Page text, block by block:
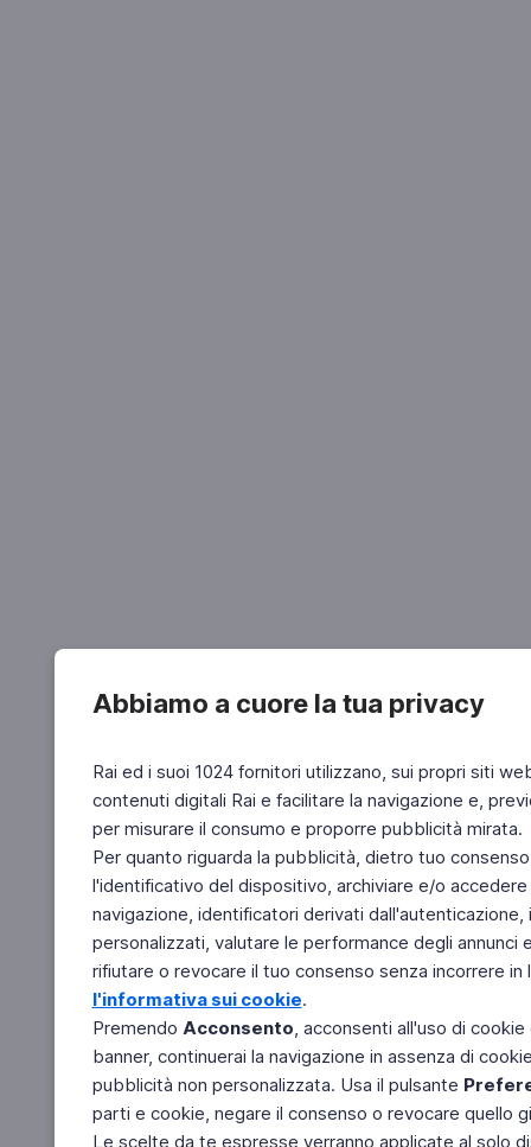
Abbiamo a cuore la tua privacy
Rai ed i suoi 1024 fornitori utilizzano, sui propri siti
contenuti digitali Rai e facilitare la navigazione e,
per misurare il consumo e proporre pubblicità mirata.
Per quanto riguarda la pubblicità, dietro tuo
l'identificativo del dispositivo, archiviare e/o
navigazione, identificatori derivati
personalizzati, valutare le performance degli
rifiutare o revocare il tuo consenso senza incorrere
l'informativa sui cookie.
Premendo Acconsento, acconsenti all'uso di
banner, continuerai la navigazione in assenza di
pubblicità non personalizzata. Usa il pulsante
parti e cookie, negare il consenso o revocare quello
Le scelte da te espresse verranno applicate al solo